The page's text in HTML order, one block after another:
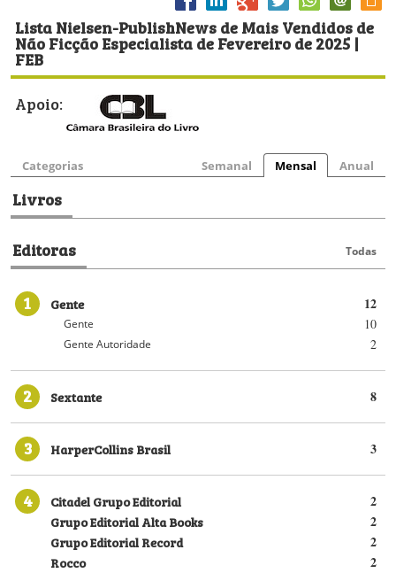
Lista Nielsen-PublishNews de Mais Vendidos de
Não Ficção Especialista de Fevereiro de 2025 |
FEB
Apoio:
Categorias Semanal Mensal Anual
Livros
Editoras Todas
1 12
Gente
10
Gente
2
Gente Autoridade
2 8
Sextante
3 3
HarperCollins Brasil
4 2
Citadel Grupo Editorial
2
Grupo Editorial Alta Books
2
Grupo Editorial Record
2
Rocco